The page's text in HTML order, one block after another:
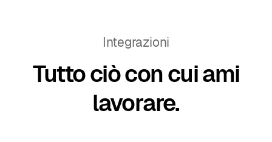
Integrazioni
Tutto ciò con cui ami
lavorare.